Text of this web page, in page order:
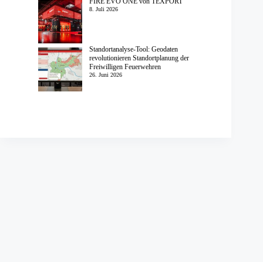
8. Juli 2026
Standortanalyse-Tool: Geodaten
revolutionieren Standortplanung der
Freiwilligen Feuerwehren
26. Juni 2026